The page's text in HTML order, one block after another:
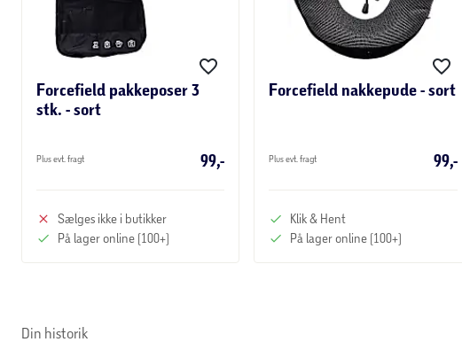
Forcefield pakkeposer 3
stk. - sort
Plus evt. fragt 99,-
Sælges ikke i butikker
På lager online (100+)
Forcefield nakkepude - sort
Plus evt. fragt 99,-
Klik & Hent
På lager online (100+)
Din historik